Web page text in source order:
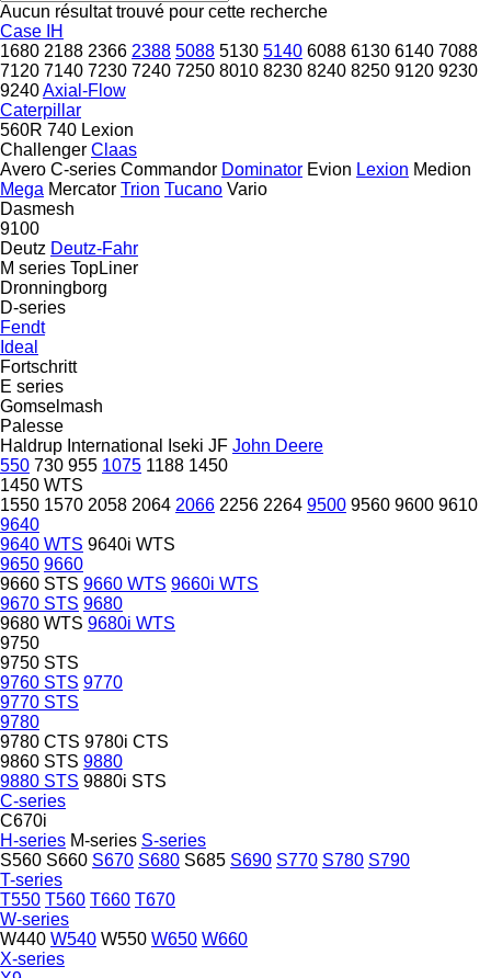
Aucun résultat trouvé pour cette recherche
Case IH
1680 2188 2366 2388 5088 5130 5140 6088 6130 6140 7088
7120 7140 7230 7240 7250 8010 8230 8240 8250 9120 9230
9240Axial-Flow
Caterpillar
560R 740 Lexion
Challenger Claas
Avero C-series Commandor Dominator Evion Lexion Medion
Mega Mercator Trion Tucano Vario
Dasmesh
9100
Deutz Deutz-Fahr
M series TopLiner
Dronningborg
D-series
Fendt
Ideal
Fortschritt
E series
Gomselmash
Palesse
Haldrup International Iseki JF John Deere
550 730 955 1075 1188 1450
1450 WTS
1550 1570 2058 2064 2066 2256 2264 9500 9560 9600 9610
9640
9640 WTS 9640i WTS
9650 9660
9660 STS 9660 WTS 9660i WTS
9670 STS 9680
9680 WTS 9680i WTS
9750
9750 STS
9760 STS 9770
9770 STS
9780
9780 CTS 9780i CTS
9860 STS 9880
9880 STS 9880i STS
C-series
C670i
H-series M-series S-series
S560 S660 S670 S680 S685 S690 S770 S780 S790
T-series
T550 T560 T660 T670
W-series
W440 W540 W550 W650 W660
X-series